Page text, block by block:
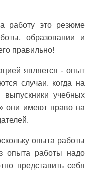
работу это резюме
образовании и
правильно!
является - опыт
случаи, когда на
учебных
они имеют право на
опыта работы
опыта работы надо
представить себя